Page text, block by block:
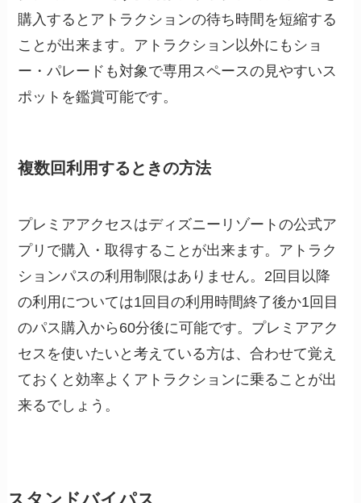
購入するとアトラクションの待ち時間を短縮する
ことが出来ます。アトラクション以外にもショ
ー・パレードも対象で専用スペースの見やすいス
ポットを鑑賞可能です。
複数回利用するときの方法
プレミアアクセスはディズニーリゾートの公式ア
プリで購入・取得することが出来ます。アトラク
ションパスの利用制限はありません。2回目以降
の利用については1回目の利用時間終了後か1回目
のパス購入から60分後に可能です。プレミアアク
セスを使いたいと考えている方は、合わせて覚え
ておくと効率よくアトラクションに乗ることが出
来るでしょう。